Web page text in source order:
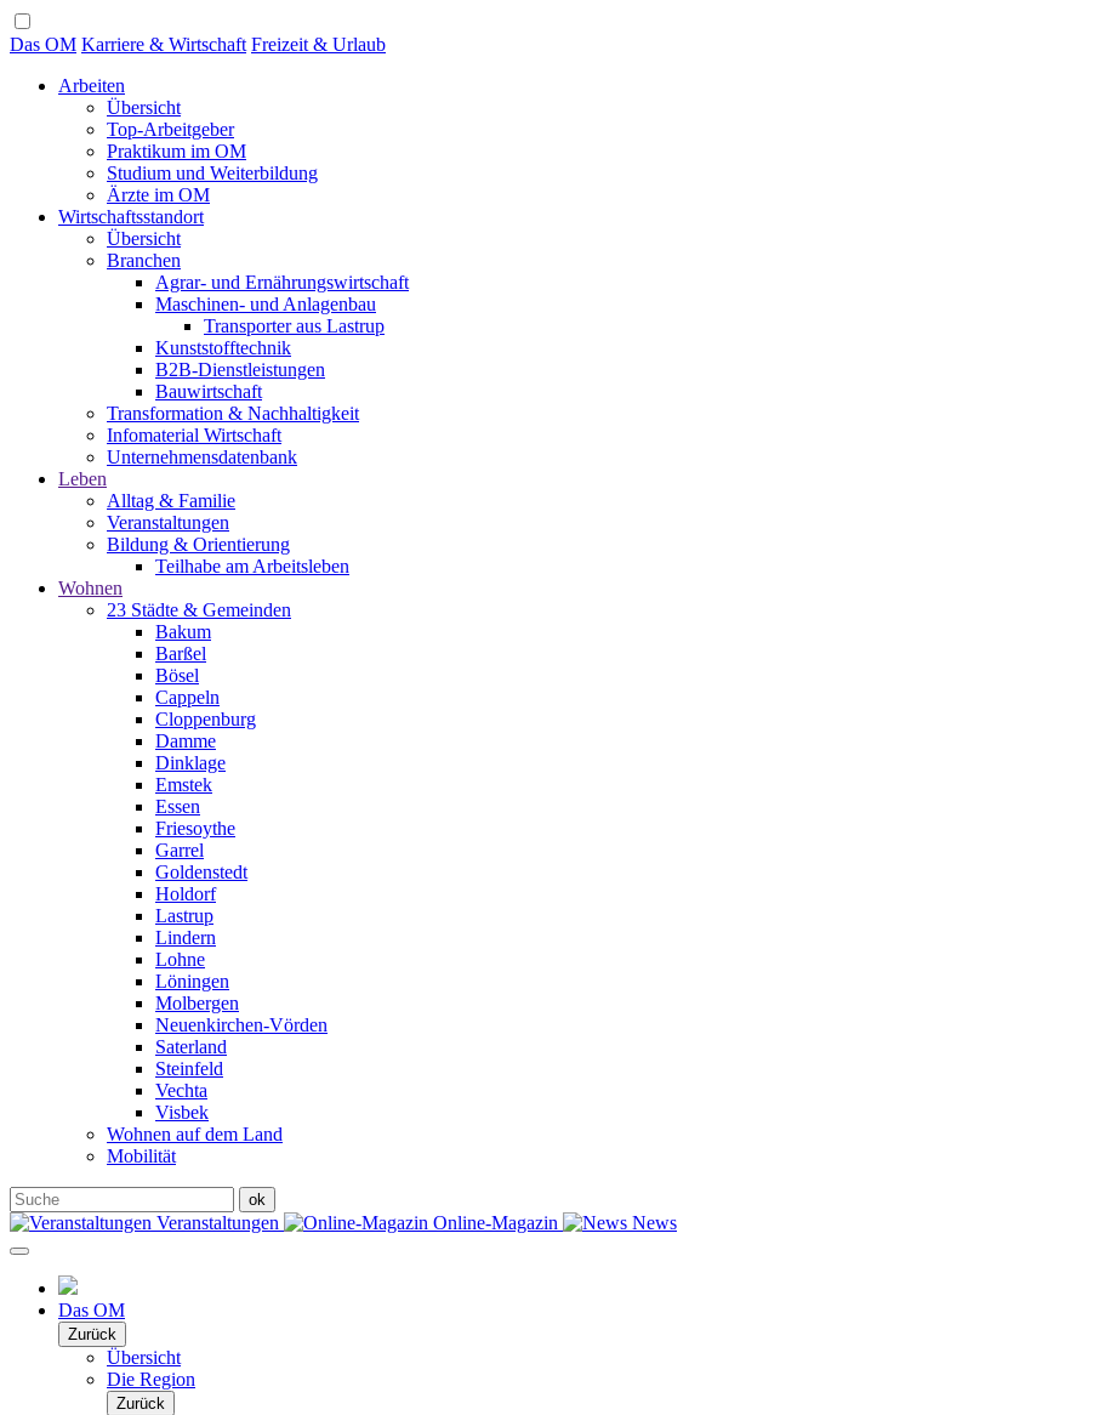
Das OM Karriere & Wirtschaft Freizeit & Urlaub
Arbeiten
Übersicht
Top-Arbeitgeber
Praktikum im OM
Studium und Weiterbildung
Ärzte im OM
Wirtschaftsstandort
Übersicht
Branchen
Agrar- und Ernährungswirtschaft
Maschinen- und Anlagenbau
Transporter aus Lastrup
Kunststofftechnik
B2B-Dienstleistungen
Bauwirtschaft
Transformation & Nachhaltigkeit
Infomaterial Wirtschaft
Unternehmensdatenbank
Leben
Alltag & Familie
Veranstaltungen
Bildung & Orientierung
Teilhabe am Arbeitsleben
Wohnen
23 Städte & Gemeinden
Bakum
Barßel
Bösel
Cappeln
Cloppenburg
Damme
Dinklage
Emstek
Essen
Friesoythe
Garrel
Goldenstedt
Holdorf
Lastrup
Lindern
Lohne
Löningen
Molbergen
Neuenkirchen-Vörden
Saterland
Steinfeld
Vechta
Visbek
Wohnen auf dem Land
Mobilität
Veranstaltungen Online-Magazin News
Das OM
Zurück
Übersicht
Die Region
Zurück